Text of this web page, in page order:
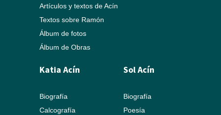
Artículos y textos de Acín
Textos sobre Ramón
Álbum de fotos
Álbum de Obras
Katia Acín
Biografía
Calcografía
Sol Acín
Biografía
Poesía